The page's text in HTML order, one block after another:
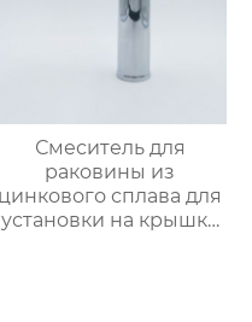
Смеситель для
раковины из
цинкового сплава для
установки на крышку